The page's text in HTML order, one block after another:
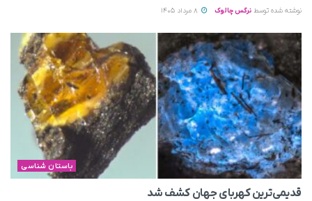
نوشته شده توسط نرگس چالوک
باستان شناسی
قدیمی‌ترین کهربای جهان کشف شد